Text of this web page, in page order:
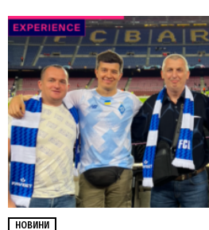
НОВИНИ